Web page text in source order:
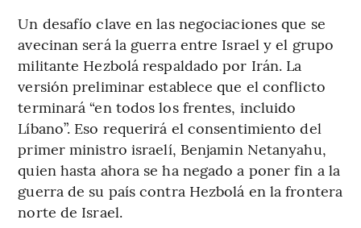
Un desafío clave en las negociaciones que se
avecinan será la guerra entre Israel y el grupo
militante Hezbolá respaldado por Irán. La
versión preliminar establece que el conflicto
terminará “en todos los frentes, incluido
Líbano”. Eso requerirá el consentimiento del
primer ministro israelí, Benjamin Netanyahu,
quien hasta ahora se ha negado a poner fin a la
guerra de su país contra Hezbolá en la frontera
norte de Israel.